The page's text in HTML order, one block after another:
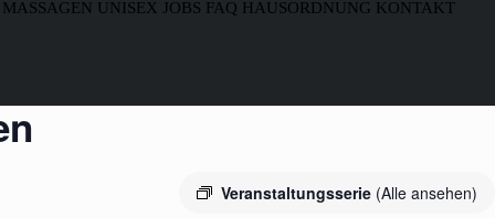
MASSAGEN UNISEX JOBS FAQ HAUSORDNUNG KONTAKT
Veranstaltungsserie (Alle ansehen)